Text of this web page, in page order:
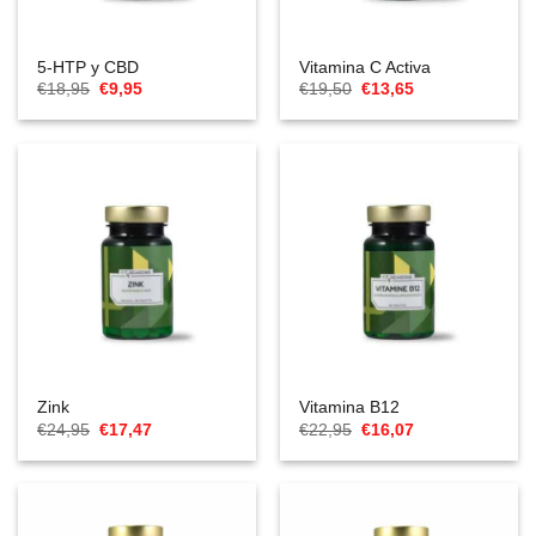
5-HTP y CBD
€18,95 El
original
€9,95El
actual
Vitamina C Activa
€19,50 El
original
€13,65El
actual
Zink
€24,95 El
precio
original
€17,47El
actual
Vitamina B12
€22,95 El
precio
original
€16,07El
actual